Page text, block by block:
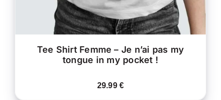
LA
PAGE
DU
Tee Shirt Femme – Je n’ai pas my
tongue in my pocket !
29.99€